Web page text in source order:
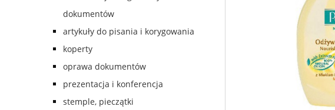
dokumentów
artykuły do pisania i korygowania
koperty
oprawa dokumentów
prezentacja i konferencja
stemple, pieczątki